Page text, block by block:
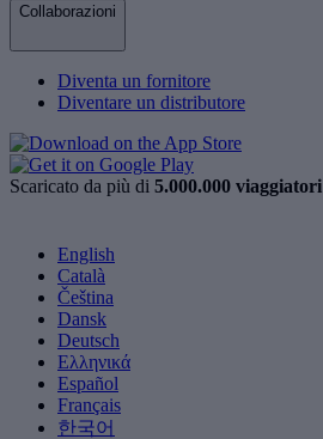
Collaborazioni
Diventa un fornitore
Diventare un distributore
Scaricato da più di 5.000.000 viaggiatori
English
Català
Čeština
Dansk
Deutsch
Ελληνικά
Español
Français
한국어